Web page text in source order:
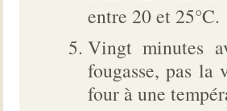
entre 20 et 25°C.
Vingt minutes
fougasse, pas la
four à une